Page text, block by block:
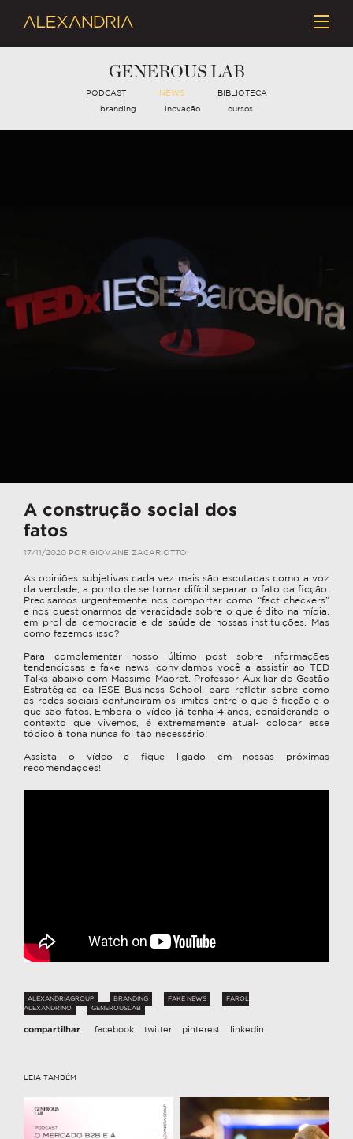
GENEROUS LAB
PODCAST NEWS BIBLIOTECA
branding inovação cursos
A construção social dos
fatos
17/11/2020 POR GIOVANE ZACARIOTTO
As opiniões subjetivas cada vez mais são escutadas como a voz
da verdade, a ponto de se tornar difícil separar o fato da ficção.
Precisamos urgentemente nos comportar como “fact checkers”
e nos questionarmos da veracidade sobre o que é dito na mídia,
em prol da democracia e da saúde de nossas instituições. Mas
como fazemos isso?
Para complementar nosso último post sobre informações
tendenciosas e fake news, convidamos você a assistir ao TED
Talks abaixo com Massimo Maoret, Professor Auxiliar de Gestão
Estratégica da IESE Business School, para refletir sobre como
as redes sociais confundiram os limites entre o que é ficção e o
que são fatos. Embora o vídeo já tenha 4 anos, considerando o
contexto que vivemos, é extremamente atual- colocar esse
tópico à tona nunca foi tão necessário!
Assista o vídeo e fique ligado em nossas próximas
recomendações!
ALEXANDRIAGROUP BRANDING FAKE NEWS
FAROL
ALEXANDRINO
GENEROUSLAB
compartilhar facebook twitter pinterest linkedin
LEIA TAMBÉM